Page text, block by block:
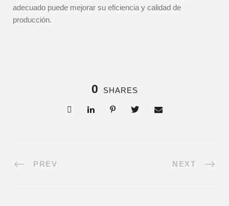
adecuado puede mejorar su eficiencia y calidad de
producción.
0 SHARES
PREV NEXT